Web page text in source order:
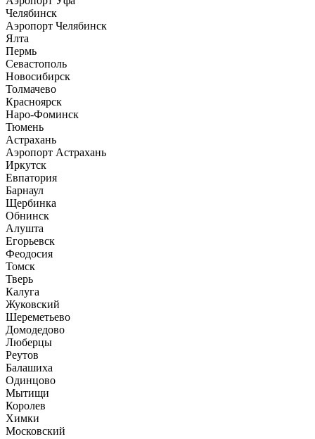
Челябинск
Аэропорт Челябинск
Ялта
Пермь
Севастополь
Новосибирск
Толмачево
Красноярск
Наро-Фоминск
Тюмень
Астрахань
Аэропорт Астрахань
Иркутск
Евпатория
Барнаул
Щербинка
Обнинск
Алушта
Егорьевск
Феодосия
Томск
Тверь
Калуга
Жуковский
Шереметьево
Домодедово
Люберцы
Реутов
Балашиха
Одинцово
Мытищи
Королев
Химки
Московский